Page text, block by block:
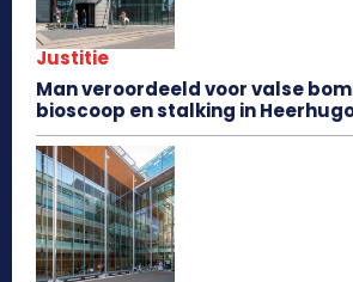
Justitie
Man veroordeeld voor valse
bioscoop en stalking in